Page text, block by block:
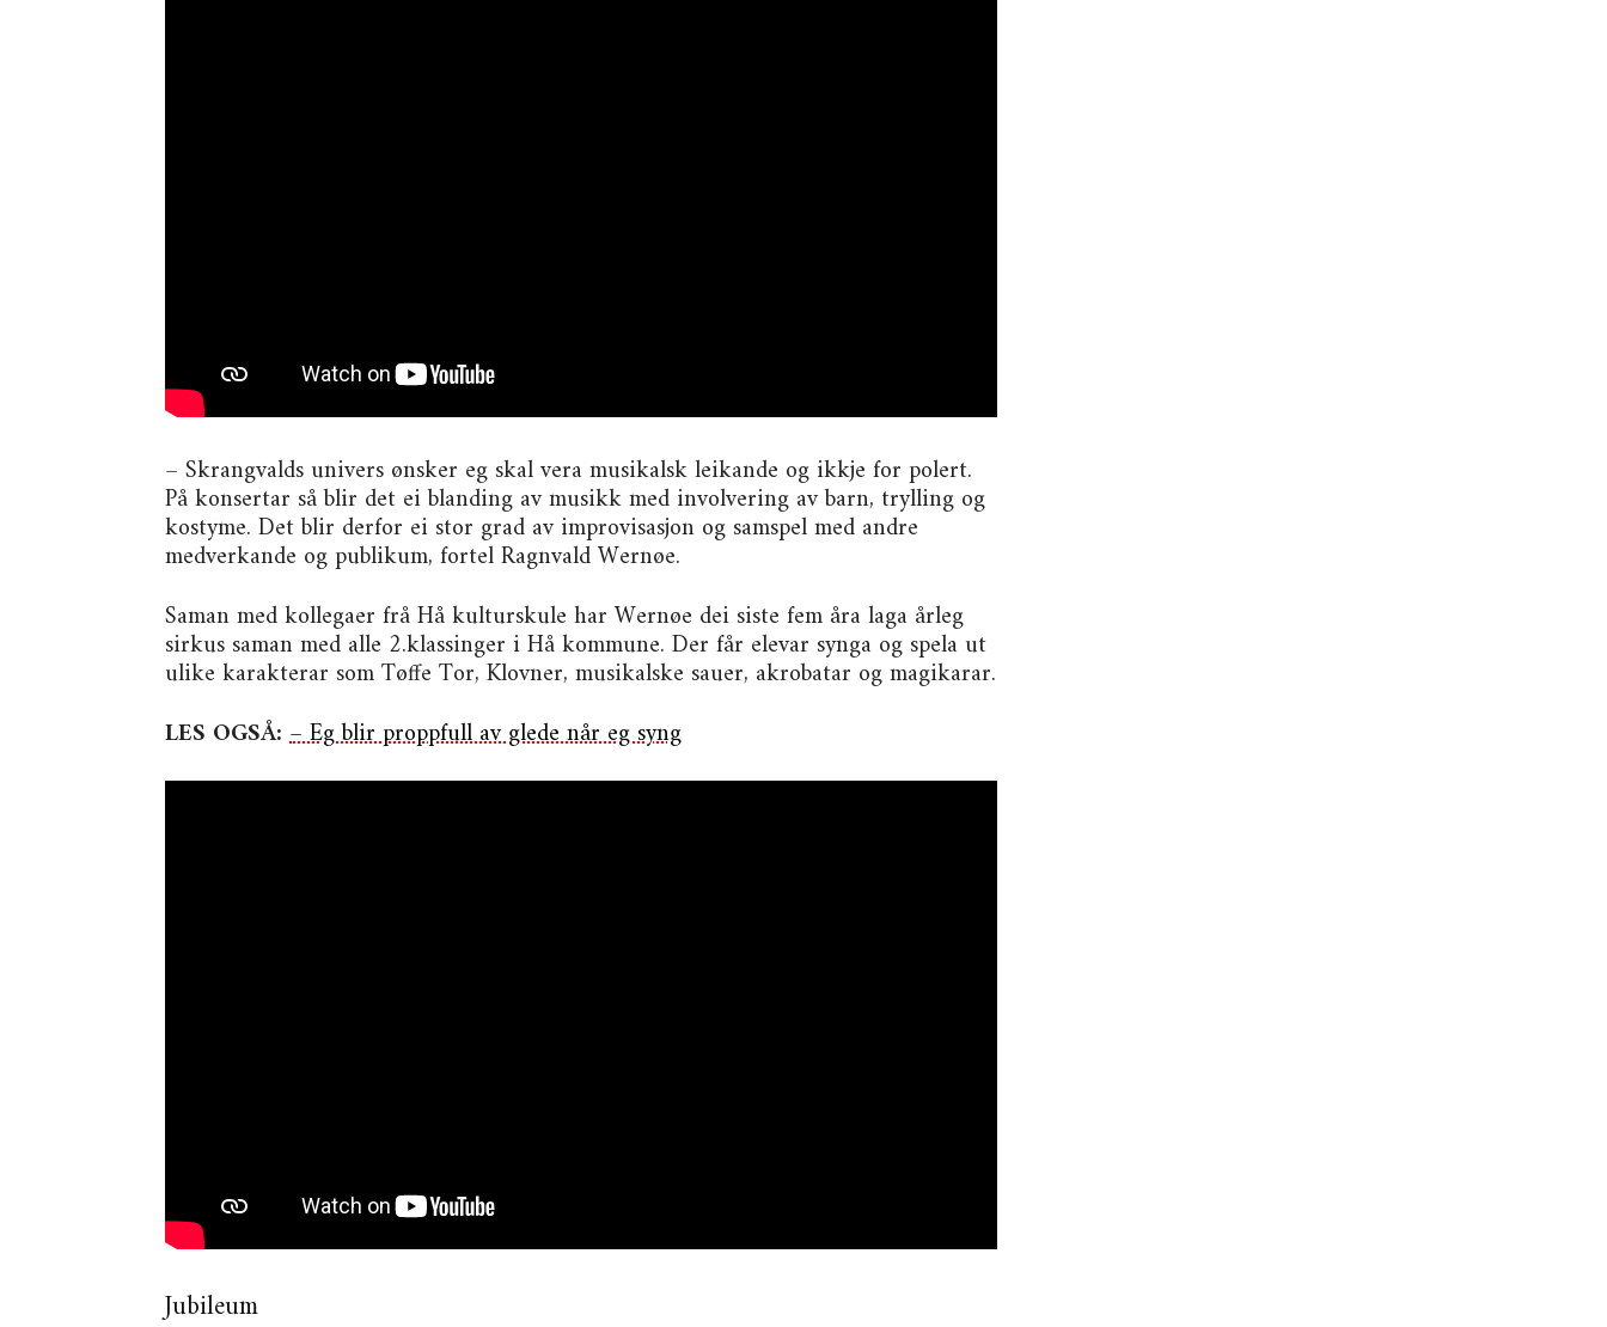
– Skrangvalds univers ønsker eg skal vera musikalsk leikande og ikkje for polert.
På konsertar så blir det ei blanding av musikk med involvering av barn, trylling og
kostyme. Det blir derfor ei stor grad av improvisasjon og samspel med andre
medverkande og publikum, fortel Ragnvald Wernøe.
Saman med kollegaer frå Hå kulturskule har Wernøe dei siste fem åra laga årleg
sirkus saman med alle 2.klassinger i Hå kommune. Der får elevar synga og spela ut
ulike karakterar som Tøffe Tor, Klovner, musikalske sauer, akrobatar og magikarar.
LES OGSÅ: – Eg blir proppfull av glede når eg syng
Jubileum